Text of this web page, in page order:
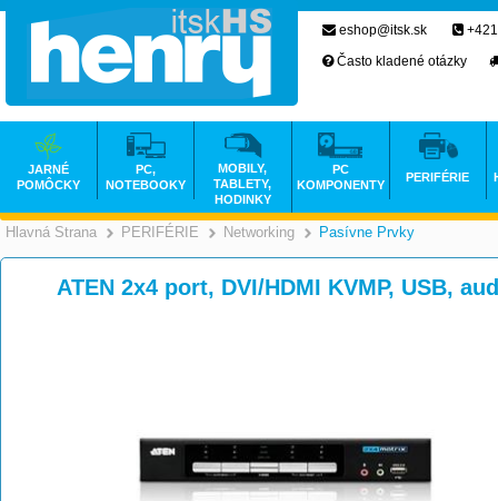
Hlavná Strana >
PERIFÉRIE >
Networking >
Pasívne Prvky
ATEN 2x4 port, DVI/HDMI KVMP, USB,
eshop@itsk.sk
Často kladené otázky
JARNÉ
POMÔCKY
PC,
NOTEBOOKY
MOBILY,
TABLETY,
HODINKY
PC
KOMPONENTY
PERIFÉRIE